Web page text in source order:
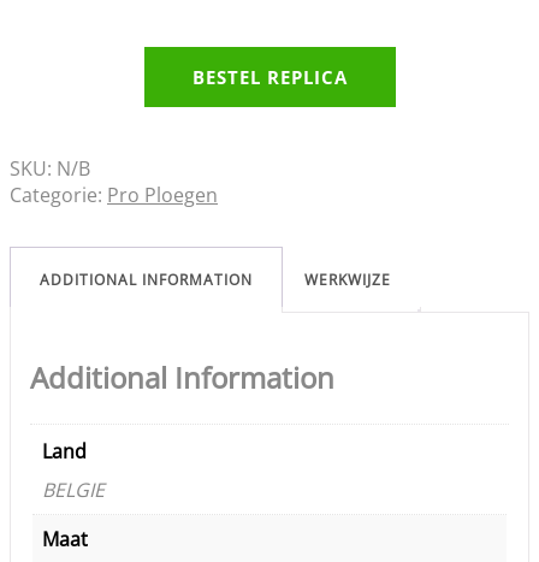
BESTEL REPLICA
SKU: N/B
Categorie: Pro Ploegen
ADDITIONAL INFORMATION WERKWIJZE
Additional Information
Land
BELGIE
Maat